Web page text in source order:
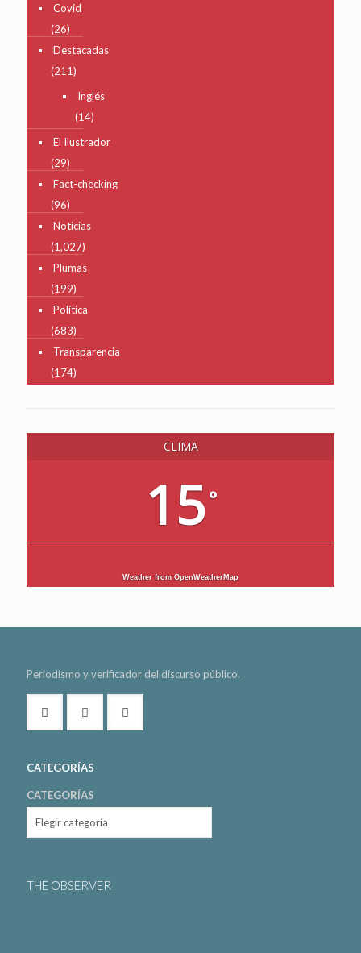
Covid
(26)
Destacadas
(211)
Inglés
(14)
El Ilustrador
(29)
Fact-checking
(96)
Noticias
(1,027)
Plumas
(199)
Política
(683)
Transparencia
(174)
CLIMA
15°
Weather from OpenWeatherMap
Periodismo y verificador del discurso público.
CATEGORÍAS
CATEGORÍAS
THE OBSERVER